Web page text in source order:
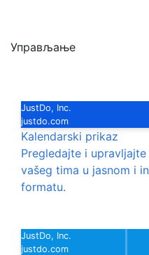
Управљање
JustDo, Inc.
justdo.com
Kalendarski prikaz
Pregledajte i
vašeg tima u jasnom i
formatu.
JustDo, Inc.
justdo.com